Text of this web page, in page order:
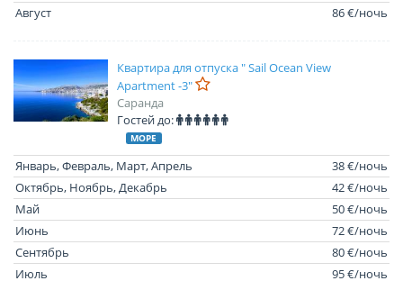
Август
86 €/ночь
Квартира для отпуска " Sail Ocean View
Apartment -3"
Саранда
Гостей до:
МОРЕ
Январь, Февраль, Март, Апрель
38 €/ночь
Октябрь, Ноябрь, Декабрь
42 €/ночь
Май
50 €/ночь
Июнь
72 €/ночь
Сентябрь
80 €/ночь
Июль
95 €/ночь